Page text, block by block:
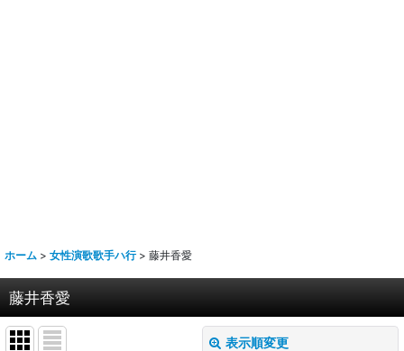
ホーム > 女性演歌歌手ハ行 > 藤井香愛
藤井香愛
表示順変更